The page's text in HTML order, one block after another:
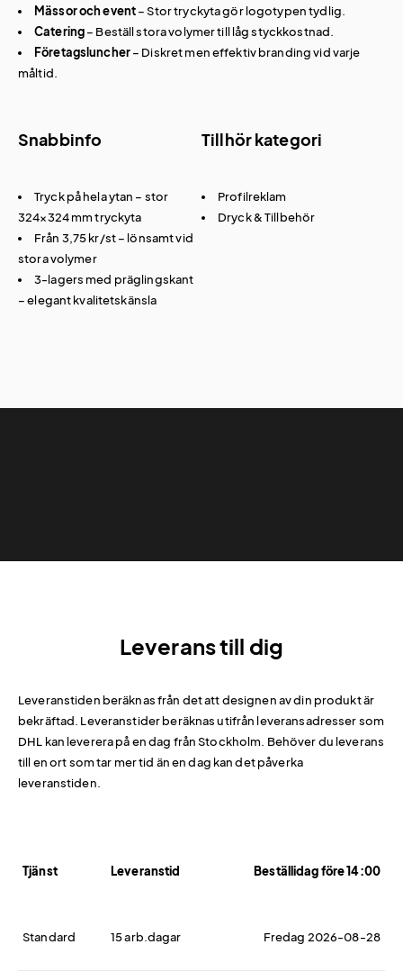
Mässor och event– Stor tryckyta gör logotypen tydlig.
Catering– Beställ stora volymer till låg styckkostnad.
Företagsluncher– Diskret men effektiv branding vid varje
måltid.
Snabbinfo
Tryck på hela ytan – stor
324×324 mm tryckyta
Från 3,75 kr/st – lönsamt vid
stora volymer
3-lagers med präglingskant
– elegant kvalitetskänsla
Tillhör kategori
Profilreklam
Dryck & Tillbehör
Leverans till dig
Leveranstiden beräknas från det att designen av din produkt är
bekräftad. Leveranstider beräknas utifrån leveransadresser som
DHL kan leverera på en dag från Stockholm. Behöver du leverans
till en ort som tar mer tid än en dag kan det påverka
leveranstiden.
Tjänst Leveranstid Beställidag före 14:00
Standard 15 arb.dagar Fredag 2026-08-28